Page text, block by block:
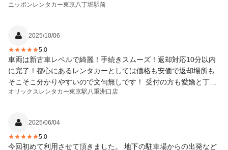
ニッポンレンタカー東京八丁堀駅前
2025/10/06
5.0
車両は新古車レベルで綺麗！手続きスムーズ！返却対応10分以内
に完了！都心にあるレンタカーとしては価格も安価で返却場所も
そこそこ分かりやすいので文句無しです！ 受付の方も愛嬌と丁寧
さがあったので◎！ 強いて言えば、受付（お店）の場所が地下な
ので、地下通路で迷う人は注意かな。
オリックスレンタカー東京駅八重洲口店
2025/06/04
5.0
今回初めて利用させて頂きました。 地下の駐車場からの出発など